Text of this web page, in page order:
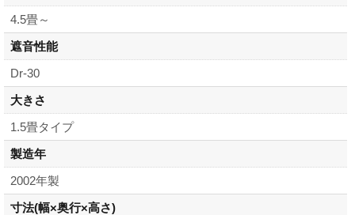
4.5畳～
遮音性能
Dr-30
大きさ
1.5畳タイプ
製造年
2002年製
寸法(幅×奥行×高さ)